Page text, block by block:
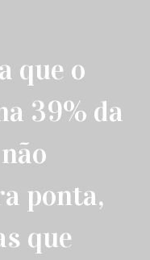
que o
39% da
ponta,
que